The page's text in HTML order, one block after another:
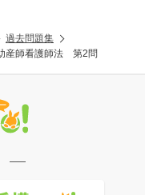
過去問題集
産師看護師法 第2問